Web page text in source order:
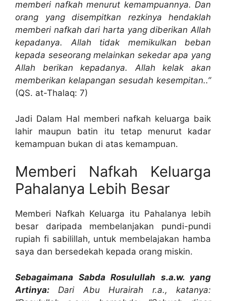
memberi nafkah menurut kemampuannya. Dan
orang yang disempitkan rezkinya hendaklah
memberi nafkah dari harta yang diberikan Allah
kepadanya. Allah tidak memikulkan beban
kepada seseorang melainkan sekedar apa yang
Allah berikan kepadanya. Allah kelak akan
memberikan kelapangan sesudah kesempitan..”
(QS. at-Thalaq: 7)
Jadi Dalam Hal memberi nafkah keluarga baik
lahir maupun batin itu tetap menurut kadar
kemampuan bukan di atas kemampuan.
Memberi Nafkah Keluarga
Pahalanya Lebih Besar
Memberi Nafkah Keluarga itu Pahalanya lebih
besar daripada membelanjakan pundi-pundi
rupiah fi sabilillah, untuk membelajakan hamba
saya dan bersedekah kepada orang miskin.
Sebagaimana Sabda Rosulullah s.a.w. yang
Artinya: Dari Abu Hurairah r.a., katanya: